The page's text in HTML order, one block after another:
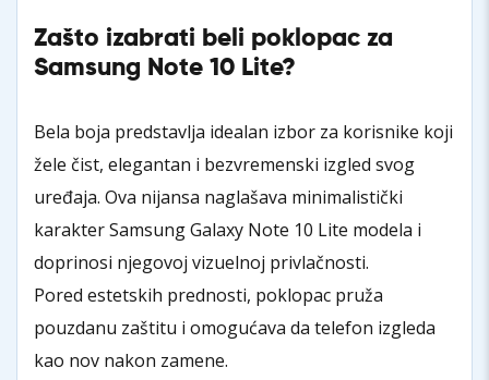
Zašto izabrati beli poklopac za
Samsung Note 10 Lite?
Bela boja predstavlja idealan izbor za korisnike koji
žele čist, elegantan i bezvremenski izgled svog
uređaja. Ova nijansa naglašava minimalistički
karakter Samsung Galaxy Note 10 Lite modela i
doprinosi njegovoj vizuelnoj privlačnosti.
Pored estetskih prednosti, poklopac pruža
pouzdanu zaštitu i omogućava da telefon izgleda
kao nov nakon zamene.